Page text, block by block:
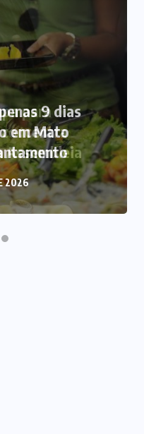
9 dias
em Mato
2026